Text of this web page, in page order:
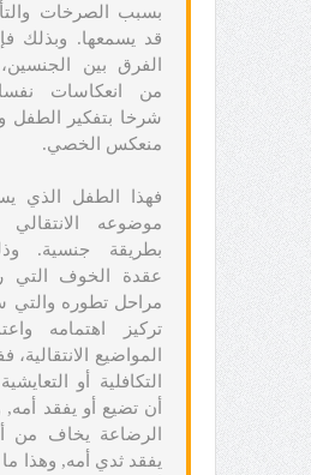
بسبب الصرخات
قد يسمعها. وبذلك
الفرق بين
من انعكاسات
شرخا بتفكير الطفل
منعكس الخصي.
فهذا الطفل الذي
موضوعه
بطريقة جنسية.
عقدة الخوف التي
مراحل تطوره
تركيز اهتمامه
المواضيع
التكافلية أو
أن تضيع أو يفقد
الرضاعة يخاف من
يفقد ثدي أمه, وهذا